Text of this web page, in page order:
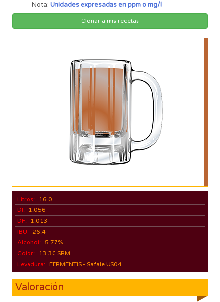
Nota: Unidades expresadas en ppm o mg/l
Clonar a mis recetas
Litros:
16.0
DI:
1.056
DF:
1.013
IBU:
26.4
Alcohol:
5.77%
Color:
13.30 SRM
Levadura: FERMENTIS - Safale US04
Valoración